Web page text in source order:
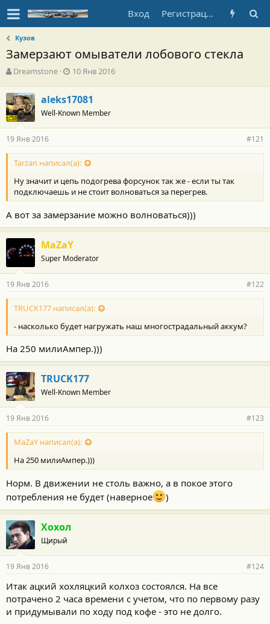
Вход Регистрация
Кузов
Замерзают омыватели лобового стекла
А
т
о
р
т
е
м
ы
Dreamstone
Д
а
н
а
л
а
10 Янв 2016
aleks17081
Well-Known Member
19 Янв 2016 #121
Tarzan написал(а):
Ну значит и цепь подогрева форсунок так же - если ты так
подключаешь и не стоит волноваться за перегрев.
А вот за замерзание можно волноваться)))
MaZaY
Super Moderator
19 Янв 2016 #122
TRUCK177 написал(а):
- насколько будет нагружать наш многострадальный аккум?
На 250 милиАмпер.)))
TRUCK177
Well-Known Member
19 Янв 2016 #123
MaZaY написал(а):
На 250 милиАмпер.)))
Норм. В движении не столь важно, а в покое этого
потребления не будет (наверное
)
Хохол
Щирый
19 Янв 2016 #124
Итак ацкий хохляцкий колхоз состоялся. На все
потрачено 2 часа времени с учетом, что по первому разу
и придумывали по ходу под кофе - это не долго.